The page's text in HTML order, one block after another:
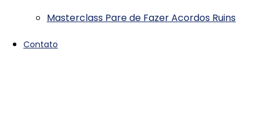
Masterclass Pare de Fazer Acordos Ruins
Contato